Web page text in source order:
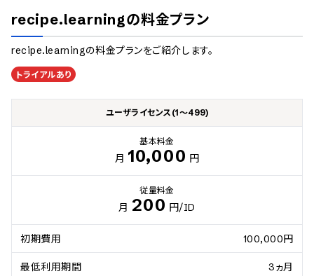
recipe.learningの料金プラン
recipe.learningの料金プランをご紹介します。
トライアルあり
ユーザライセンス(1～499)
基本料金
月 10,000 円
従量料金
月 200 円/ID
初期費用 100,000円
最低利用期間 3ヵ月